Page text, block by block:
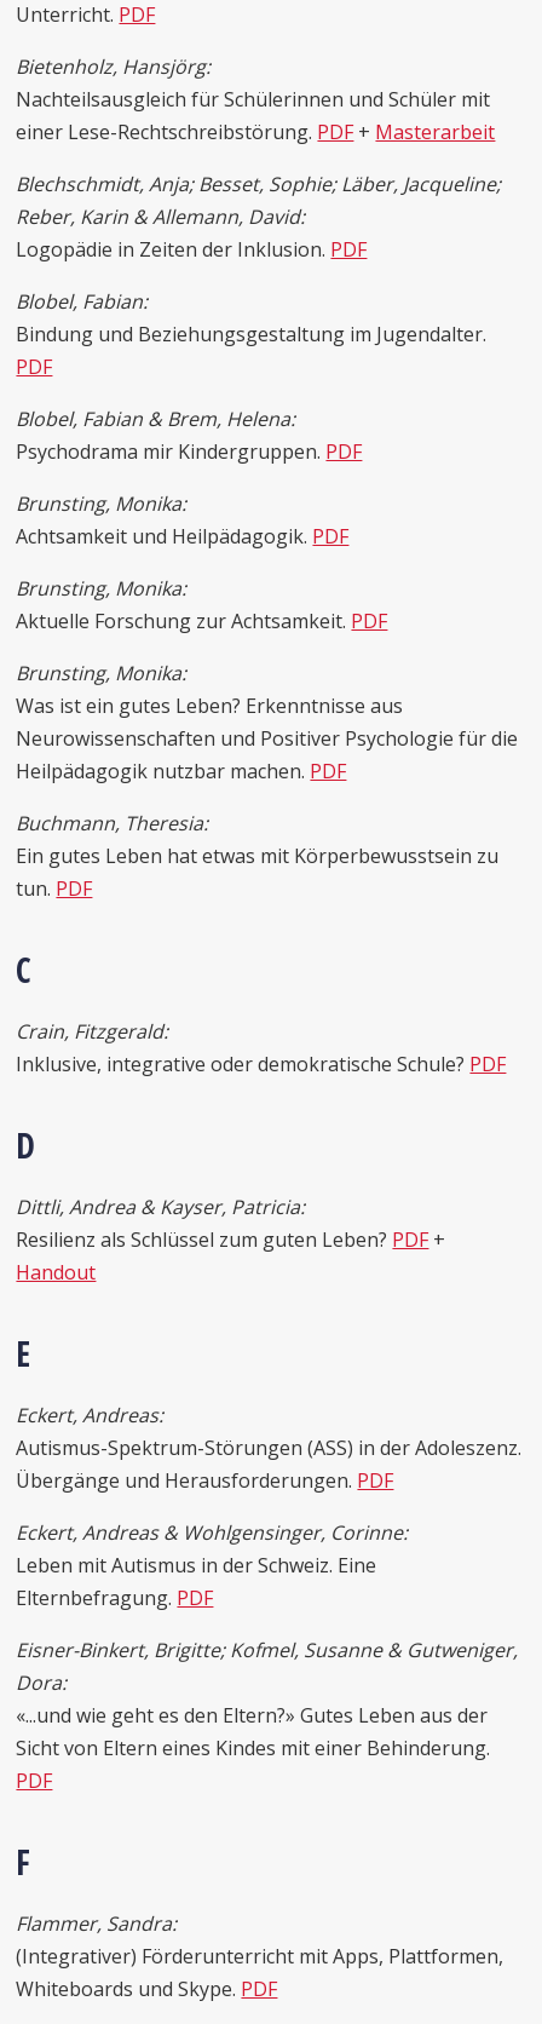
Unterricht. PDF
Bietenholz, Hansjörg:
Nachteilsausgleich für Schülerinnen und Schüler mit
einer Lese-Rechtschreibstörung. PDF+ Masterarbeit
Blechschmidt, Anja; Besset, Sophie; Läber, Jacqueline;
Reber, Karin & Allemann, David:
Logopädie in Zeiten der Inklusion. PDF
Blobel, Fabian:
Bindung und Beziehungsgestaltung im Jugendalter.
PDF
Blobel, Fabian & Brem, Helena:
Psychodrama mir Kindergruppen. PDF
Brunsting, Monika:
Achtsamkeit und Heilpädagogik. PDF
Brunsting, Monika:
Aktuelle Forschung zur Achtsamkeit. PDF
Brunsting, Monika:
Was ist ein gutes Leben? Erkenntnisse aus
Neurowissenschaften und Positiver Psychologie für die
Heilpädagogik nutzbar machen. PDF
Buchmann, Theresia:
Ein gutes Leben hat etwas mit Körperbewusstsein zu
tun. PDF
C
Crain, Fitzgerald:
Inklusive, integrative oder demokratische Schule? PDF
D
Dittli, Andrea & Kayser, Patricia:
Resilienz als Schlüssel zum guten Leben? PDF+
Handout
E
Eckert, Andreas:
Autismus-Spektrum-Störungen (ASS) in der Adoleszenz.
Übergänge und Herausforderungen. PDF
Eckert, Andreas & Wohlgensinger, Corinne:
Leben mit Autismus in der Schweiz. Eine
Elternbefragung. PDF
Eisner-Binkert, Brigitte; Kofmel, Susanne & Gutweniger,
Dora:
«...und wie geht es den Eltern?» Gutes Leben aus der
Sicht von Eltern eines Kindes mit einer Behinderung.
PDF
F
Flammer, Sandra:
(Integrativer) Förderunterricht mit Apps, Plattformen,
Whiteboards und Skype. PDF